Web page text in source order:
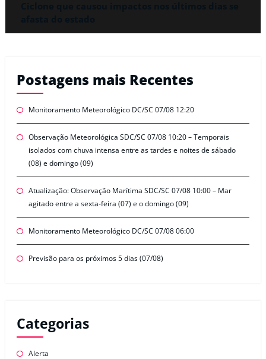
Postagens mais Recentes
Monitoramento Meteorológico DC/SC 07/08 12:20
Observação Meteorológica SDC/SC 07/08 10:20 – Temporais
isolados com chuva intensa entre as tardes e noites de sábado
(08) e domingo (09)
Atualização: Observação Marítima SDC/SC 07/08 10:00 – Mar
agitado entre a sexta-feira (07) e o domingo (09)
Monitoramento Meteorológico DC/SC 07/08 06:00
Previsão para os próximos 5 dias (07/08)
Categorias
Alerta